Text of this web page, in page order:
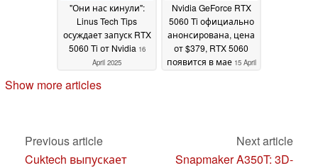
"Они нас кинули":
Linus Tech Tips
осуждает запуск RTX
5060 Ti от Nvidia 16
April 2025
Nvidia GeForce RTX
5060 Ti официально
анонсирована, цена
от $379, RTX 5060
появится в мае 15 April
Show more articles
Previous article
Cuktech выпускает
Next article
Snapmaker A350T: 3D-